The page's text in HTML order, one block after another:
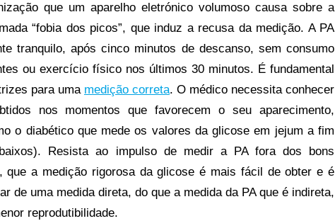
que um aparelho eletrónico volumoso causa sobre a
“fobia dos picos”, que induz a recusa da medição. A PA
tranquilo, após cinco minutos de descanso, sem consumo
ou exercício físico nos últimos 30 minutos. É fundamental
para uma medição correta. O médico necessita conhecer
nos momentos que favorecem o seu aparecimento,
o diabético que mede os valores da glicose em jejum a fim
Resista ao impulso de medir a PA fora dos bons
que a medição rigorosa da glicose é mais fácil de obter e é
de uma medida direta, do que a medida da PA que é indireta,
reprodutibilidade.